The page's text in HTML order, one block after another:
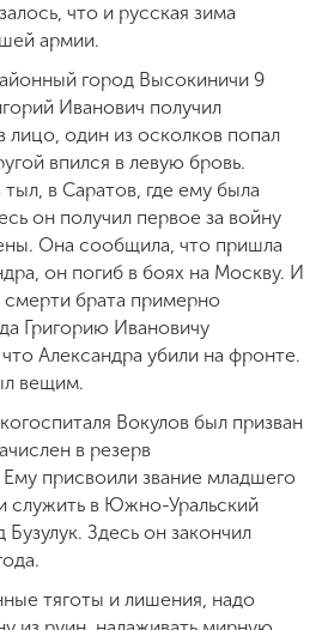
что и русская зима
армии.
город Высокиничи 9
Иванович получил
лицо, один из осколков попал
впился в левую бровь.
в Саратов, где ему была
он получил первое за войну
Она сообщила, что пришла
он погиб в боях на Москву. И
смерти брата примерно
Григорию Ивановичу
Александра убили на фронте.
вещим.
Вокулов был призван
в резерв
Ему присвоили звание младшего
служить в Южно-Уральский
Здесь он закончил
тяготы и лишения, надо